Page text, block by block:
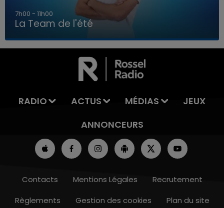
LA TEAM DE L'ÉTÉ
7h00 - 11h00
La Team de l'été
RADIO ACTUS MÉDIAS
JEUX
ANNONCEURS
Contacts Mentions Légales
Recrutement
Règlements
Gestion des cookies Plan du site